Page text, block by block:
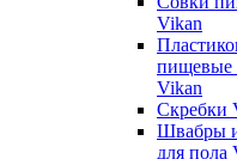
Vikan
пищевые
Vikan
Скребки
Швабры
для пола